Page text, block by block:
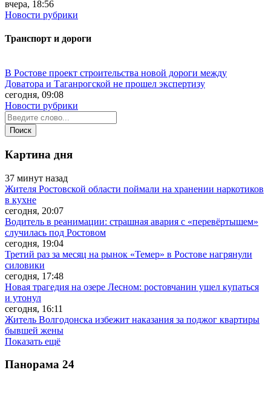
вчера, 18:56
Новости рубрики
Транспорт и дороги
В Ростове проект строительства новой дороги между
Доватора и Таганрогской не прошел экспертизу
сегодня, 09:08
Новости рубрики
Картина дня
37 минут назад
Жителя Ростовской области поймали на хранении наркотиков
в кухне
сегодня, 20:07
Водитель в реанимации: страшная авария с «перевёртышем»
случилась под Ростовом
сегодня, 19:04
Третий раз за месяц на рынок «Темер» в Ростове нагрянули
силовики
сегодня, 17:48
Новая трагедия на озере Лесном: ростовчанин ушел купаться
и утонул
сегодня, 16:11
Житель Волгодонска избежит наказания за поджог квартиры
бывшей жены
Показать ещё
Панорама 24